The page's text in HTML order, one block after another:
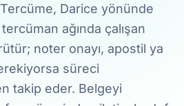
Tercüme, Darice yönünde
ağında çalışan
noter onayı, apostil ya
süreci
takip eder. Belgeyi